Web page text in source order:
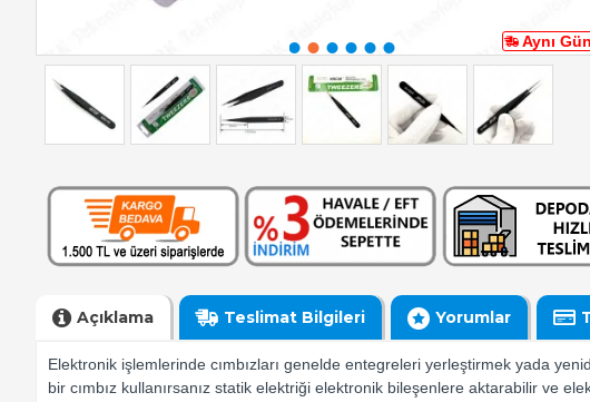
Aynı
Açıklama Teslimat Bilgileri Yorumlar
Elektronik işlemlerinde cımbızları genelde entegreleri yerleştirmek yada
bir cımbız kullanırsanız statik elektriği elektronik bileşenlere aktarabilir ve